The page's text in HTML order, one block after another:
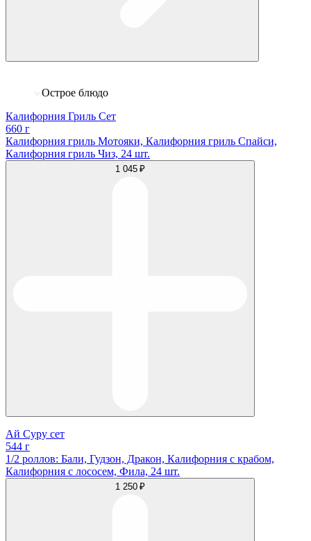
Острое блюдо
Калифорния Гриль Сет
660 г
Калифорния гриль Мотояки, Калифорния гриль Спайси,
Калифорния гриль Чиз, 24 шт.
1 045 ₽
Ай Суру сет
544 г
1/2 роллов: Бали, Гудзон, Дракон, Калифорния с крабом,
Калифорния с лососем, Фила, 24 шт.
1 250 ₽